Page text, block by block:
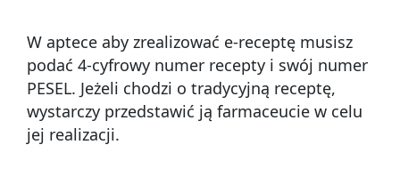
W aptece aby zrealizować e-receptę musisz
podać 4-cyfrowy numer recepty i swój numer
PESEL. Jeżeli chodzi o tradycyjną receptę,
wystarczy przedstawić ją farmaceucie w celu
jej realizacji.